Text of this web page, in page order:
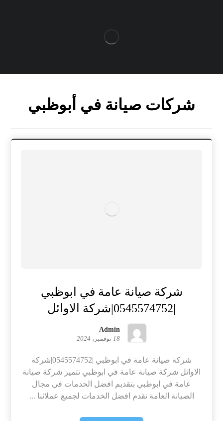
شركات صيانة في أبوظبي
شركة صيانة عامة في ابوظبي
Admin
18 نوفمبر، 2024
شركة صيانة عامة في ابوظبي |0545574752|شركة
الاوائل شركة صيانة عامة في ابوظبي تتميز شركة صيانة
عامة في ابوظبي بتقديم افضل الخدمات في مجال
الصيانة العامة نقدم افضل الخدمات لجميع عملائنا ...